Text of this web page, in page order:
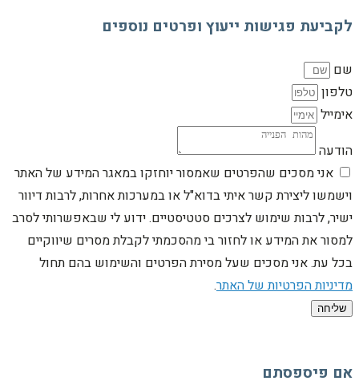
לקביעת פגישות ייעוץ ופרטים נוספים
שם
טלפון
אימייל
הודעה
אני מסכים שהפרטים שאמסור יוחזקו במאגר המידע של האתר
וישמשו ליצירת קשר איתי בדוא"ל או במערכות אחרות, לרבות דיוור
ישיר, לרבות שימוש לצרכים סטטיסטיים. ידוע לי שבאפשרותי לסרב
למסור את המידע או לחזור בי מהסכמתי לקבלת מסרים שיווקיים
בכל עת. אני מסכים שעל מסירת הפרטים והשימוש בהם תחול
מדיניות הפרטיות של האתר.
שליחה
אם פיספסתם